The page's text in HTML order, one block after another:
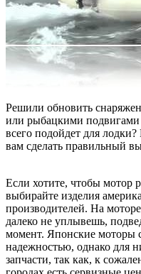
Решили обновить
или рыбацкими подвигами
всего подойдет для
вам сделать правильный
Если хотите, чтобы мотор
выбирайте изделия
производителей. На
далеко не уплывешь,
момент. Японские моторы
надежностью, однако для
запчасти, так как, к